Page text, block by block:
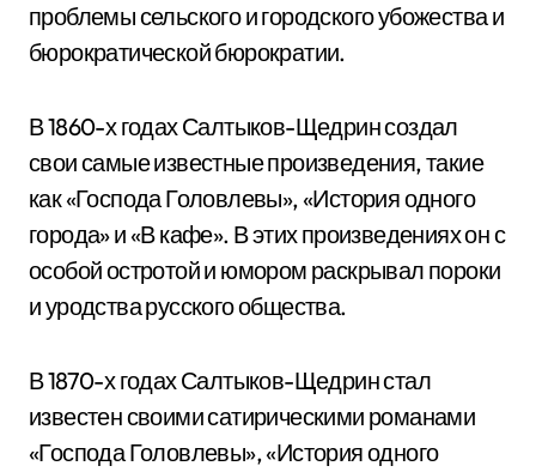
проблемы сельского и городского убожества и
бюрократической бюрократии.
В 1860-х годах Салтыков-Щедрин создал
свои самые известные произведения, такие
как «Господа Головлевы», «История одного
города» и «В кафе». В этих произведениях он с
особой остротой и юмором раскрывал пороки
и уродства русского общества.
В 1870-х годах Салтыков-Щедрин стал
известен своими сатирическими романами
«Господа Головлевы», «История одного